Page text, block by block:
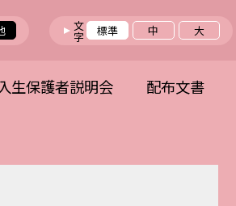
文字 標準 中 大
生保護者説明会 配布文書